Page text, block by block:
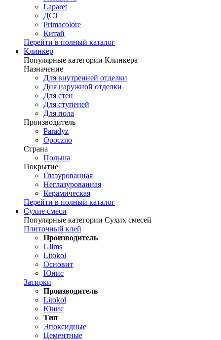
Laparet
ДСТ
Primacolore
Китай
Перейти в полный каталог
Клинкер
Популярные категории Клинкера
Назначение
Для внутренней отделки
Дня наружной отделки
Для стен
Для ступеней
Для пола
Производитель
Paradyz
Opoczno
Страна
Польша
Покрытие
Глазурованная
Неглазурованная
Керамическая
Перейти в полный каталог
Сухие смеси
Популярные категории Сухих смесей
Плиточный клей
Производитель
Glims
Litokol
Основит
Юнис
Затирки
Производитель
Litokol
Юнис
Тип
Эпоксидные
Цементные